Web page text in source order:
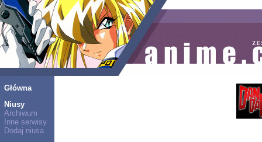
Główna
Niusy
Archiwum
Inne serwisy
Dodaj niusa